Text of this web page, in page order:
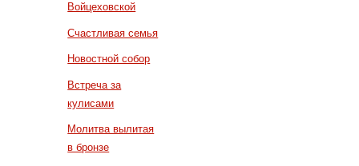
Войцеховской
Счастливая семья
Новостной собор
Встреча за
кулисами
Молитва вылитая
в бронзе